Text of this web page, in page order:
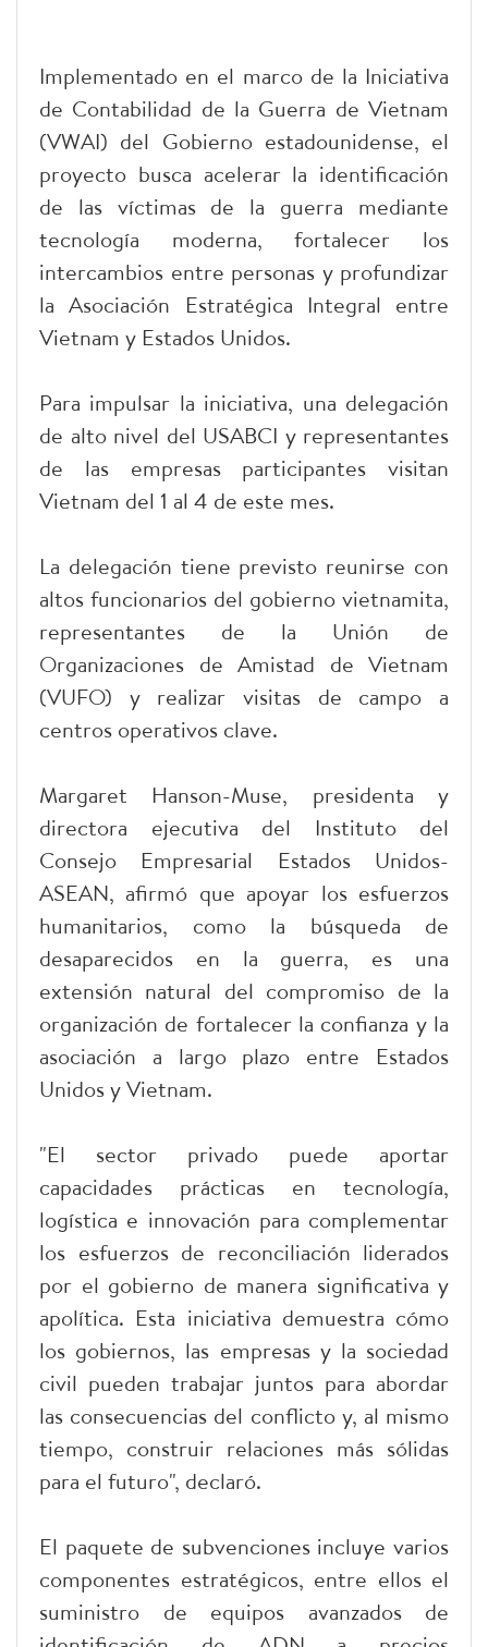
Implementado en el marco de la Iniciativa
de Contabilidad de la Guerra de Vietnam
(VWAI) del Gobierno estadounidense, el
proyecto busca acelerar la identificación
de las víctimas de la guerra mediante
tecnología moderna, fortalecer los
intercambios entre personas y profundizar
la Asociación Estratégica Integral entre
Vietnam y Estados Unidos.
Para impulsar la iniciativa, una delegación
de alto nivel del USABCI y representantes
de las empresas participantes visitan
Vietnam del 1 al 4 de este mes.
La delegación tiene previsto reunirse con
altos funcionarios del gobierno vietnamita,
representantes de la Unión de
Organizaciones de Amistad de Vietnam
(VUFO) y realizar visitas de campo a
centros operativos clave.
Margaret Hanson-Muse, presidenta y
directora ejecutiva del Instituto del
Consejo Empresarial Estados Unidos-
ASEAN, afirmó que apoyar los esfuerzos
humanitarios, como la búsqueda de
desaparecidos en la guerra, es una
extensión natural del compromiso de la
organización de fortalecer la confianza y la
asociación a largo plazo entre Estados
Unidos y Vietnam.
"El sector privado puede aportar
capacidades prácticas en tecnología,
logística e innovación para complementar
los esfuerzos de reconciliación liderados
por el gobierno de manera significativa y
apolítica. Esta iniciativa demuestra cómo
los gobiernos, las empresas y la sociedad
civil pueden trabajar juntos para abordar
las consecuencias del conflicto y, al mismo
tiempo, construir relaciones más sólidas
para el futuro", declaró.
El paquete de subvenciones incluye varios
componentes estratégicos, entre ellos el
suministro de equipos avanzados de